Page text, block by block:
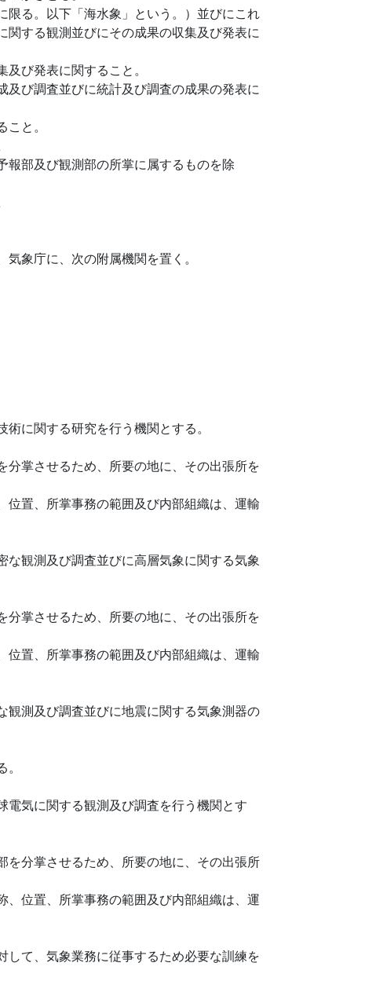
限る。以下「海水象」という。）並びにこれ
関する観測並びにその成果の収集及び発表に
び発表に関すること。
び調査並びに統計及び調査の成果の発表に
と。
部及び観測部の所掌に属するものを除
象庁に、次の附属機関を置く。
に関する研究を行う機関とする。
掌させるため、所要の地に、その出張所を
置、所掌事務の範囲及び内部組織は、運輸
な観測及び調査並びに高層気象に関する気象
掌させるため、所要の地に、その出張所を
置、所掌事務の範囲及び内部組織は、運輸
観測及び調査並びに地震に関する気象測器の
電気に関する観測及び調査を行う機関とす
分掌させるため、所要の地に、その出張所
位置、所掌事務の範囲及び内部組織は、運
して、気象業務に従事するため必要な訓練を